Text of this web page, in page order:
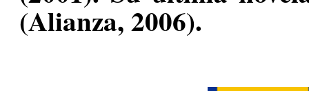
(Alianza, 2006).